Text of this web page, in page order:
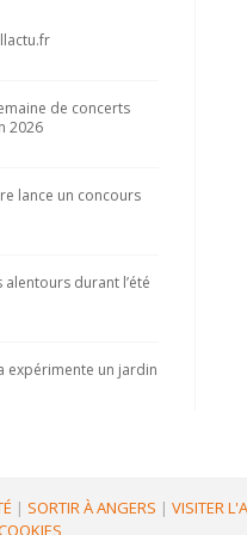
de concerts
2026
lance un concours
durant l’été
expérimente un jardin
| SORTIR À ANGERS | VISITER